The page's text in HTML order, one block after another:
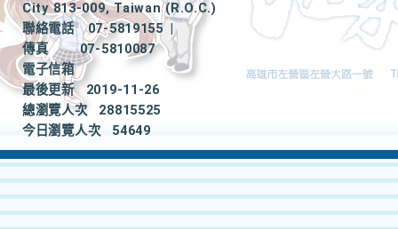
City 813-009, Taiwan (R.O.C.)
聯絡電話
07-5819155
|
傳真
07-5810087
電子信箱
最後更新
2019-11-26
總瀏覽人次
28815525
今日瀏覽人次
54649